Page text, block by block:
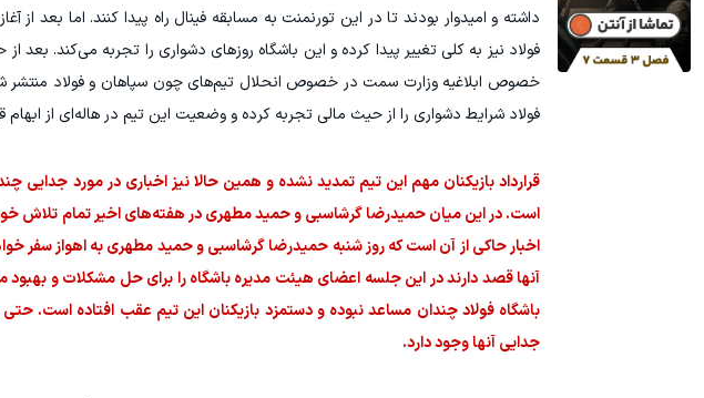
داشته و امیدوار بودند تا در این تورنمنت به مسابقه فینال راه پیدا کنند. اما بعد
فولاد نیز به کلی تغییر پیدا کرده و این باشگاه روزهای دشواری را تجربه می‌کند. بعد از
خصوص ابلاغیه وزارت سمت در خصوص انحلال تیم‌های چون سپاهان و فولاد منتشر شد
فولاد شرایط دشواری را از حیث مالی تجربه کرده و وضعیت این تیم در هاله‌ای از ابهام
قرارداد بازیکنان مهم این تیم تمدید نشده و همین حالا نیز اخباری در مورد
است. در این میان حمیدرضا گرشاسبی و حمید مطهری در هفته‌های اخیر تمام تلاش خود
اخبار حاکی از آن است که روز شنبه حمیدرضا گرشاسبی و حمید مطهری به اهواز سفر
آنها قصد دارند در این جلسه اعضای هیئت مدیره باشگاه را برای حل مشکلات و
باشگاه فولاد چندان مساعد نبوده و دستمزد بازیکنان این تیم عقب افتاده است. حتی
جدایی آنها وجود دارد.